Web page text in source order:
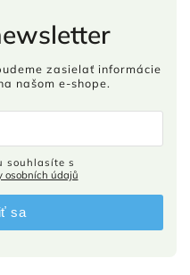
zasielať informácie
našom e-shope.
osobních údajů
sa